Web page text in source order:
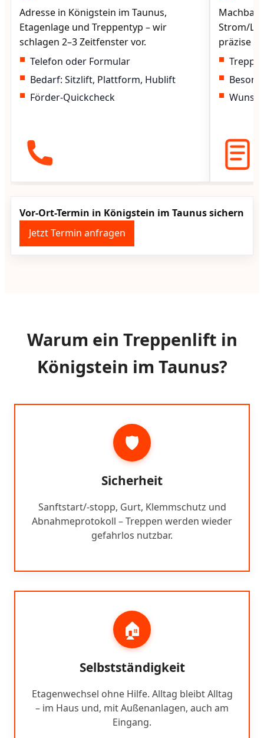
Adresse in Königstein im Taunus,
Etagenlage und Treppentyp – wir
schlagen 2–3 Zeitfenster vor.
Telefon oder Formular
Bedarf: Sitzlift, Plattform, Hublift
Förder-Quickcheck
Strom/
präzise
Vor-Ort-Termin in Königstein im Taunus sichern
Jetzt Termin anfragen
Warum ein Treppenlift in
Königstein im Taunus?
🛡️
Sicherheit
Sanftstart/-stopp, Gurt, Klemmschutz und
Abnahmeprotokoll – Treppen werden wieder
gefahrlos nutzbar.
🏠
Selbstständigkeit
Etagenwechsel ohne Hilfe. Alltag bleibt Alltag
– im Haus und, mit Außenanlagen, auch am
Eingang.